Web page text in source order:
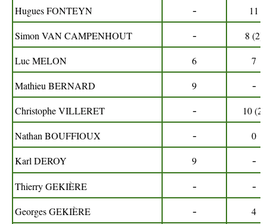
Hugues FONTEYN -
11
Simon VAN CAMPENHOUT
-
8 (2)
Luc MELON
6
7
Mathieu BERNARD
9 -
Christophe VILLERET -
10 (2)
Nathan BOUFFIOUX
-
0
Karl DEROY
9 -
Thierry GEKIÈRE - -
Georges GEKIÈRE -
4